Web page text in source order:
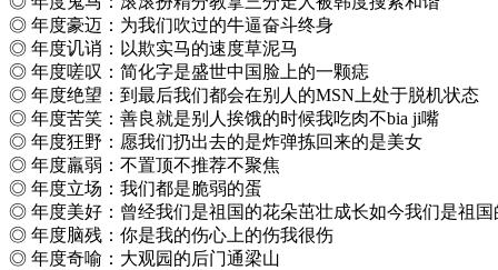
◎ 年度豪迈：为我们吹过的牛逼奋斗终身
◎ 年度讥诮：以欺实马的速度草泥马
◎ 年度嗟叹：简化字是盛世中国脸上的一颗痣
◎ 年度绝望：到最后我们都会在别人的MSN上处于脱机状态
◎ 年度苦笑：善良就是别人挨饿的时候我吃肉不bia ji嘴
◎ 年度狂野：愿我们扔出去的是炸弹拣回来的是美女
◎ 年度羸弱：不置顶不推荐不聚焦
◎ 年度立场：我们都是脆弱的蛋
◎ 年度美好：曾经我们是祖国的花朵茁壮成长如今我们是祖国
◎ 年度脑残：你是我的伤心上的伤我很伤
◎ 年度奇喻：大观园的后门通梁山